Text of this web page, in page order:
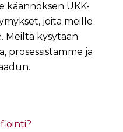
käännöksen UKK-
joita meille
Meiltä kysytään
prosessistamme ja